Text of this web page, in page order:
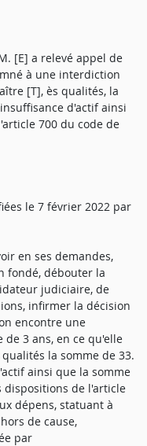
[E] a relevé appel de
à une interdiction
[T], ès qualités, la
d'actif ainsi
700 du code de
le 7 février 2022 par
en ses demandes,
fondé, débouter la
judiciaire, de
infirmer la décision
encontre une
3 ans, en ce qu'elle
la somme de 33.
ainsi que la somme
dispositions de l'article
dépens, statuant à
de cause,
par